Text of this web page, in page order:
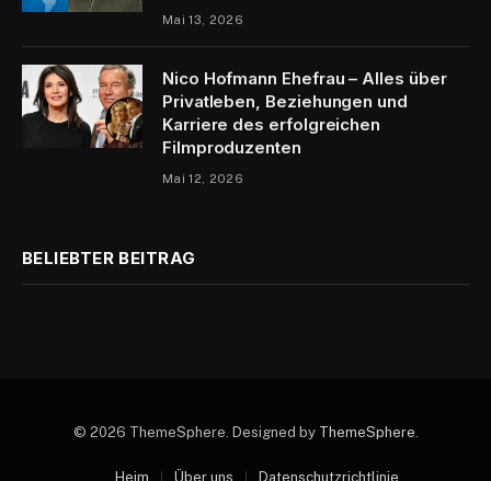
Mai 13, 2026
Nico Hofmann Ehefrau – Alles über
Privatleben, Beziehungen und
Karriere des erfolgreichen
Filmproduzenten
Mai 12, 2026
BELIEBTER BEITRAG
© 2026 ThemeSphere. Designed by ThemeSphere
Heim Über uns Datenschutzrichtlinie